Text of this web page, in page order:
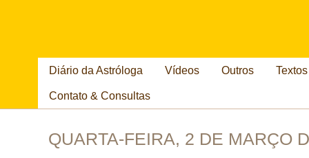
Diário da Astróloga Vídeos Outros
Contato & Consultas
QUARTA-FEIRA, 2 DE MARÇO